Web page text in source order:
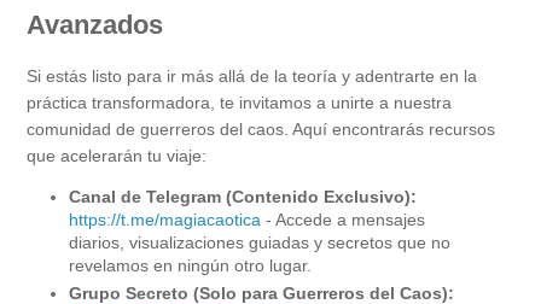
Avanzados
Si estás listo para ir más allá de la teoría y adentrarte en la
práctica transformadora, te invitamos a unirte a nuestra
comunidad de guerreros del caos. Aquí encontrarás recursos
que acelerarán tu viaje:
Canal de Telegram (Contenido Exclusivo):
https://t.me/magiacaotica - Accede a mensajes
diarios, visualizaciones guiadas y secretos que no
revelamos en ningún otro lugar.
Grupo Secreto (Solo para Guerreros del Caos):